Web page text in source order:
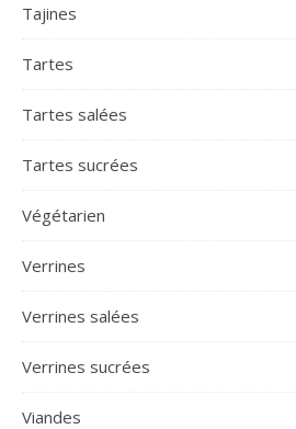
Tajines
Tartes
Tartes salées
Tartes sucrées
Végétarien
Verrines
Verrines salées
Verrines sucrées
Viandes